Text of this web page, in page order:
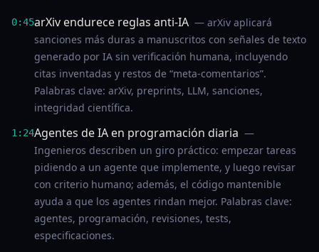
0:45arXiv endurece reglas anti-IA — arXiv aplicará
sanciones más duras a manuscritos con señales de texto
generado por IA sin verificación humana, incluyendo
citas inventadas y restos de “meta-comentarios”.
Palabras clave: arXiv, preprints, LLM, sanciones,
integridad científica.
1:24Agentes de IA en programación diaria —
Ingenieros describen un giro práctico: empezar tareas
pidiendo a un agente que implemente, y luego revisar
con criterio humano; además, el código mantenible
ayuda a que los agentes rindan mejor. Palabras clave:
agentes, programación, revisiones, tests,
especificaciones.